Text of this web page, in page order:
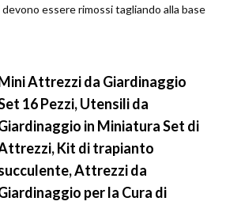
essere rimossi tagliando alla base
Attrezzi da Giardinaggio
16 Pezzi, Utensili da
in Miniatura Set di
Kit di trapianto
Attrezzi da
per la Cura di